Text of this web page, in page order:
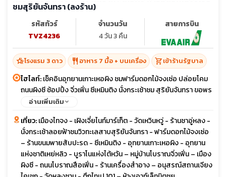
ชมสุริยันจันทรา (ลงร้าน)
รหัสทัวร์
TVZ4236
จำนวนวัน
4 วัน 3 คืน
สายการบิน
hotel_classโรงแรม 3 ดาว restaurant อาหาร 7 มื้อ + บนเครื่อง shopping_cartเข้าร้านรัฐบาล
ไฮไลท์:เช็คอินอุทยานเกาะเหอผิง ชมฟาร์มดอกไม้จงเซ่อ ปล่อยโคม
ถนนผิงซี ช้อปปิ้ง จิ่วเฟิ่น ซีเหมินติง นั่งกระเช้าชม สุริยันจันทรา ขอพร
ความรักวัดหลงซาน เมนูพิเศษ เสี่ยวหลงเปา และ บุฟเฟ่ต์ชาบูไต้หวัน
อ่านเพิ่มเติม
เที่ยว:เมืองไทจง - เฝิงเจี่ยไนท์มาร์เก็ต - วัดเหวินหวู่ - ร้านชาอู่หลง -
นั่งกระเช้าลอยฟ้าชมวิวทะเลสาบสุริยันจันทรา - ฟาร์มดอกไม้จงเซ่อ
– ร้านขนมพายสับปะรด - ซีเหมินติง - อุทยานเกาะเหอผิง - อุทยาน
แห่งชาติเหย่หลิว - บูราโนแห่งไต้หวัน – หมู่บ้านโบราณจิ่วเฟิ่น – เมือง
ผิงซี - ถนนโบราณสือเฟิ่น - ร้านเครื่องสำอาง – อนุสรณ์สถานเจียง